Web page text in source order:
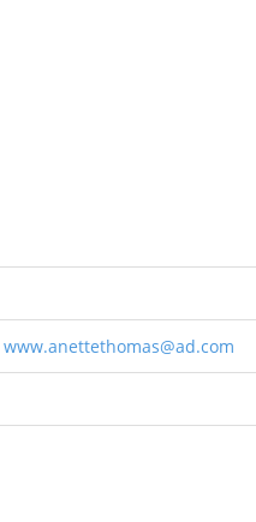
www.anettethomas@ad.com